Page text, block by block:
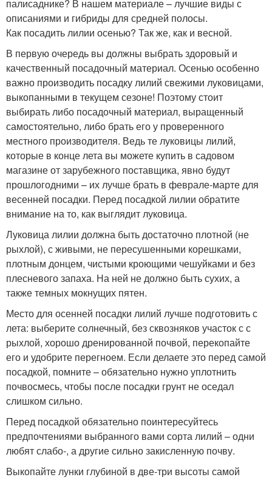
палисаднике? В нашем материале – лучшие виды с
описаниями и гибриды для средней полосы.
Как посадить лилии осенью? Так же, как и весной.
В первую очередь вы должны выбрать здоровый и
качественный посадочный материал. Осенью особенно
важно производить посадку лилий свежими луковицами,
выкопанными в текущем сезоне! Поэтому стоит
выбирать либо посадочный материал, выращенный
самостоятельно, либо брать его у проверенного
местного производителя. Ведь те луковицы лилий,
которые в конце лета вы можете купить в садовом
магазине от зарубежного поставщика, явно будут
прошлогодними – их лучше брать в феврале-марте для
весенней посадки. Перед посадкой лилии обратите
внимание на то, как выглядит луковица.
Луковица лилии должна быть достаточно плотной (не
рыхлой), с живыми, не пересушенными корешками,
плотным донцем, чистыми кроющими чешуйками и без
плесневого запаха. На ней не должно быть сухих, а
также темных мокнущих пятен.
Место для осенней посадки лилий лучше подготовить с
лета: выберите солнечный, без сквозняков участок с с
рыхлой, хорошо дренированной почвой, перекопайте
его и удобрите перегноем. Если делаете это перед самой
посадкой, помните – обязательно нужно уплотнить
почвосмесь, чтобы после посадки грунт не оседал
слишком сильно.
Перед посадкой обязательно поинтересуйтесь
предпочтениями выбранного вами сорта лилий – одни
любят слабо-, а другие сильно закисленную почву.
Выкопайте лунки глубиной в две-три высоты самой